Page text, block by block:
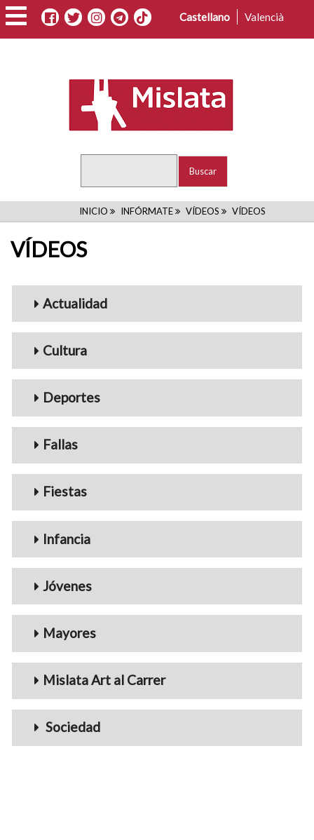
Pasar
al
contenido
Castellano Valencià
RUTA
INICIO INFÓRMATE VÍDEOS VÍDEOS
VÍDEOS
Menu_Videos
Actualidad
Cultura
Deportes
Fallas
Fiestas
Infancia
Jóvenes
Mayores
Mislata Art al Carrer
Sociedad